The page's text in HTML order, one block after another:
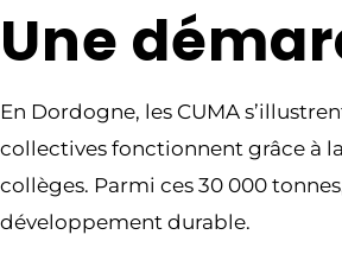
Une
En Dordogne, les CUMA
collectives fonctionnent grâce à
collèges. Parmi ces 30 000
développement durable.